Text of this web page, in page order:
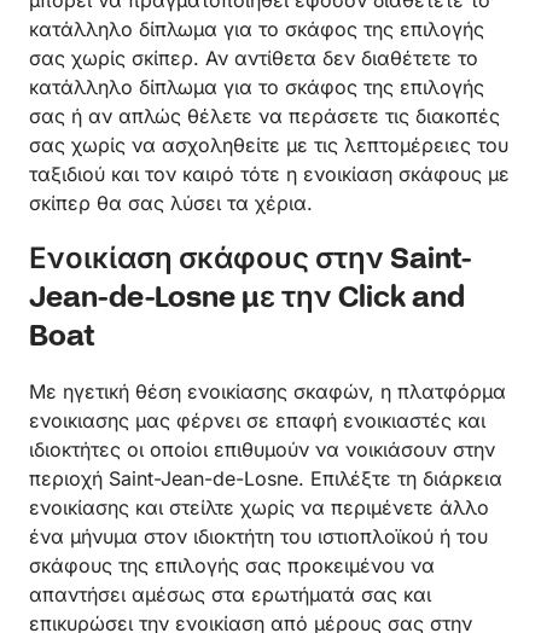
κατάλληλο δίπλωμα για το σκάφος της επιλογής
σας χωρίς σκίπερ. Αν αντίθετα δεν διαθέτετε το
κατάλληλο δίπλωμα για το σκάφος της επιλογής
σας ή αν απλώς θέλετε να περάσετε τις διακοπές
σας χωρίς να ασχοληθείτε με τις λεπτομέρειες του
ταξιδιού και τον καιρό τότε η ενοικίαση σκάφους με
σκίπερ θα σας λύσει τα χέρια.
Ενοικίαση σκάφους στην Saint-
Jean-de-Losne με την Click and
Boat
Με ηγετική θέση ενοικίασης σκαφών, η πλατφόρμα
ενοικιασης μας φέρνει σε επαφή ενοικιαστές και
ιδιοκτήτες οι οποίοι επιθυμούν να νοικιάσουν στην
περιοχή Saint-Jean-de-Losne. Επιλέξτε τη διάρκεια
ενοικίασης και στείλτε χωρίς να περιμένετε άλλο
ένα μήνυμα στον ιδιοκτήτη του ιστιοπλοϊκού ή του
σκάφους της επιλογής σας προκειμένου να
απαντήσει αμέσως στα ερωτήματά σας και
επικυρώσει την ενοικίαση από μέρους σας στην